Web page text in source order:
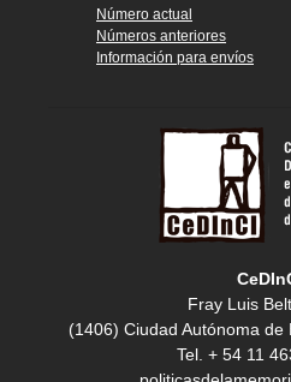
Número actual
Números anteriores
Información para envíos
Fray Luis
(1406) Ciudad Autónoma de
Tel. + 54 11